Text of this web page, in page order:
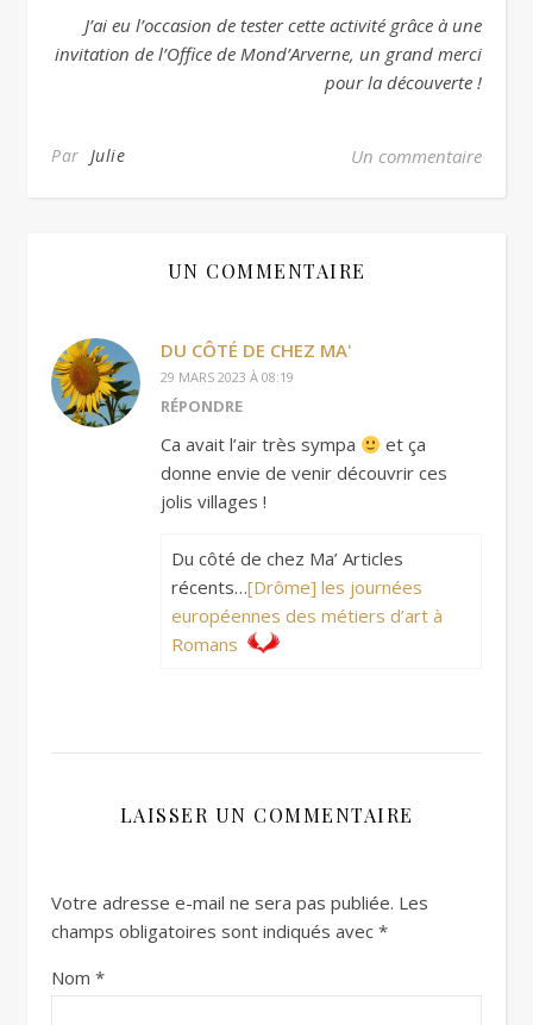
J’ai eu l’occasion de tester cette activité grâce à une
invitation de l’Office de Mond’Arverne, un grand merci
pour la découverte !
Par Julie Un commentaire
UN COMMENTAIRE
DU CÔTÉ DE CHEZ MA'
29 MARS 2023 À 08:19
RÉPONDRE
Ca avait l’air très sympa
et ça
donne envie de venir découvrir ces
jolis villages !
Du côté de chez Ma’ Articles
récents…[Drôme] les journées
européennes des métiers d’art à
Romans
LAISSER UN COMMENTAIRE
Votre adresse e-mail ne sera pas publiée. Les
champs obligatoires sont indiqués avec *
Nom *